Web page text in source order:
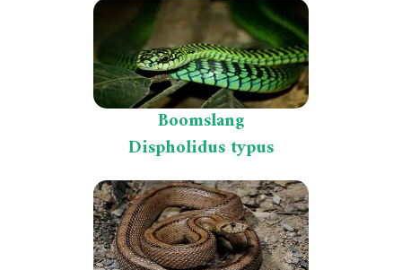
Boomslang
Dispholidus typus